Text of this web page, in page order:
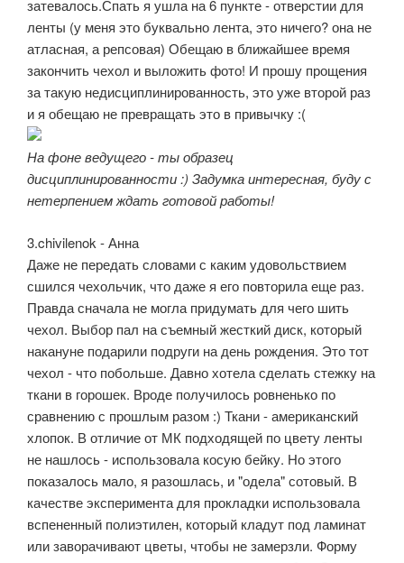
затевалось.Спать я ушла на 6 пункте - отверстии для
ленты (у меня это буквально лента, это ничего? она не
атласная, а репсовая) Обещаю в ближайшее время
закончить чехол и выложить фото! И прошу прощения
за такую недисциплинированность, это уже второй раз
и я обещаю не превращать это в привычку :(
На фоне ведущего - ты образец
дисциплинированности :) Задумка интересная, буду с
нетерпением ждать готовой работы!
3.chivilenok - Анна
Даже не передать словами с каким удовольствием
сшился чехольчик, что даже я его повторила еще раз.
Правда сначала не могла придумать для чего шить
чехол. Выбор пал на съемный жесткий диск, который
накануне подарили подруги на день рождения. Это тот
чехол - что побольше. Давно хотела сделать стежку на
ткани в горошек. Вроде получилось ровненько по
сравнению с прошлым разом :) Ткани - американский
хлопок. В отличие от МК подходящей по цвету ленты
не нашлось - использовала косую бейку. Но этого
показалось мало, я разошлась, и "одела" сотовый. В
качестве эксперимента для прокладки использовала
вспененный полиэтилен, который кладут под ламинат
или заворачивают цветы, чтобы не замерзли. Форму